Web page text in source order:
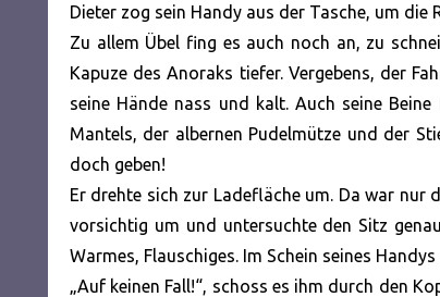
Dieter zog sein Handy aus der Tasche, um die
Zu allem Übel fing es auch noch an, zu
Kapuze des Anoraks tiefer. Vergebens, der
seine Hände nass und kalt. Auch seine
Mantels, der albernen Pudelmütze und der
doch geben!
Er drehte sich zur Ladefläche um. Da war nur
vorsichtig um und untersuchte den Sitz
Warmes, Flauschiges. Im Schein seines
„Auf keinen Fall!“, schoss es ihm durch den